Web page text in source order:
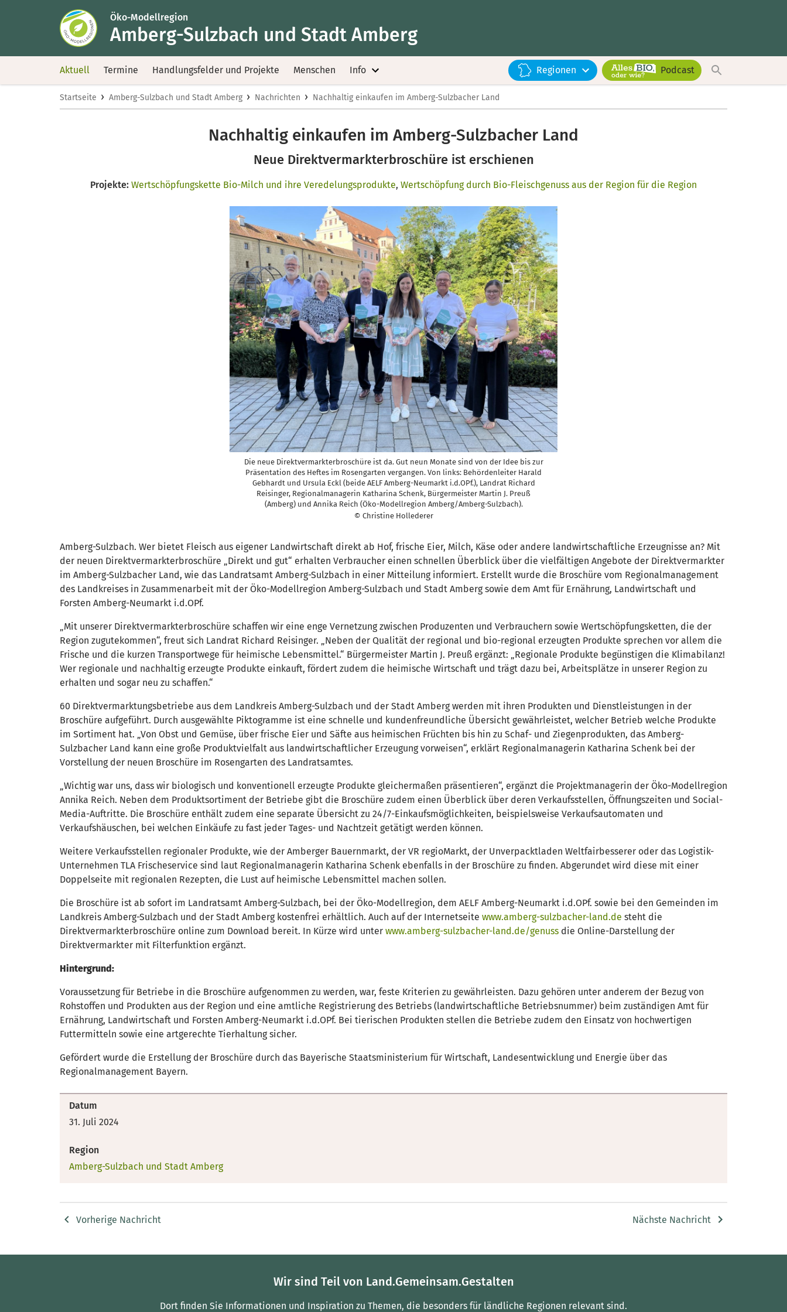
Öko-Modellregion
Amberg-Sulzbach und Stadt Amberg
Aktuell Termine Handlungsfelder und Projekte Menschen Info Regionen Podcast
Startseite › Amberg-Sulzbach und Stadt Amberg › Nachrichten › Nachhaltig einkaufen im Amberg-Sulzbacher Land
Nachhaltig einkaufen im Amberg-Sulzbacher Land
Neue Direktvermarkterbroschüre ist erschienen
Projekte: Wertschöpfungskette Bio-Milch und ihre Veredelungsprodukte, Wertschöpfung durch Bio-Fleischgenuss aus der Region für die Region
Die neue Direktvermarkterbroschüre ist da. Gut neun Monate sind von der Idee bis zur
Präsentation des Heftes im Rosengarten vergangen. Von links: Behördenleiter Harald
Gebhardt und Ursula Eckl (beide AELF Amberg-Neumarkt i.d.OPf.), Landrat Richard
Reisinger, Regionalmanagerin Katharina Schenk, Bürgermeister Martin J. Preuß
(Amberg) und Annika Reich (Öko-Modellregion Amberg/Amberg-Sulzbach).
© Christine Hollederer
Amberg-Sulzbach. Wer bietet Fleisch aus eigener Landwirtschaft direkt ab Hof, frische Eier, Milch, Käse oder andere landwirtschaftliche Erzeugnisse an? Mit
der neuen Direktvermarkterbroschüre „Direkt und gut“ erhalten Verbraucher einen schnellen Überblick über die vielfältigen Angebote der Direktvermarkter
im Amberg-Sulzbacher Land, wie das Landratsamt Amberg-Sulzbach in einer Mitteilung informiert. Erstellt wurde die Broschüre vom Regionalmanagement
des Landkreises in Zusammenarbeit mit der Öko-Modellregion Amberg-Sulzbach und Stadt Amberg sowie dem Amt für Ernährung, Landwirtschaft und
Forsten Amberg-Neumarkt i.d.OPf.
„Mit unserer Direktvermarkterbroschüre schaffen wir eine enge Vernetzung zwischen Produzenten und Verbrauchern sowie Wertschöpfungsketten, die der
Region zugutekommen“, freut sich Landrat Richard Reisinger. „Neben der Qualität der regional und bio-regional erzeugten Produkte sprechen vor allem die
Frische und die kurzen Transportwege für heimische Lebensmittel.“ Bürgermeister Martin J. Preuß ergänzt: „Regionale Produkte begünstigen die Klimabilanz!
Wer regionale und nachhaltig erzeugte Produkte einkauft, fördert zudem die heimische Wirtschaft und trägt dazu bei, Arbeitsplätze in unserer Region zu
erhalten und sogar neu zu schaffen.“
60 Direktvermarktungsbetriebe aus dem Landkreis Amberg-Sulzbach und der Stadt Amberg werden mit ihren Produkten und Dienstleistungen in der
Broschüre aufgeführt. Durch ausgewählte Piktogramme ist eine schnelle und kundenfreundliche Übersicht gewährleistet, welcher Betrieb welche Produkte
im Sortiment hat. „Von Obst und Gemüse, über frische Eier und Säfte aus heimischen Früchten bis hin zu Schaf- und Ziegenprodukten, das Amberg-
Sulzbacher Land kann eine große Produktvielfalt aus landwirtschaftlicher Erzeugung vorweisen“, erklärt Regionalmanagerin Katharina Schenk bei der
Vorstellung der neuen Broschüre im Rosengarten des Landratsamtes.
„Wichtig war uns, dass wir biologisch und konventionell erzeugte Produkte gleichermaßen präsentieren“, ergänzt die Projektmanagerin der Öko-Modellregion
Annika Reich. Neben dem Produktsortiment der Betriebe gibt die Broschüre zudem einen Überblick über deren Verkaufsstellen, Öffnungszeiten und Social-
Media-Auftritte. Die Broschüre enthält zudem eine separate Übersicht zu 24/7-Einkaufsmöglichkeiten, beispielsweise Verkaufsautomaten und
Verkaufshäuschen, bei welchen Einkäufe zu fast jeder Tages- und Nachtzeit getätigt werden können.
Weitere Verkaufsstellen regionaler Produkte, wie der Amberger Bauernmarkt, der VR regioMarkt, der Unverpacktladen Weltfairbesserer oder das Logistik-
Unternehmen TLA Frischeservice sind laut Regionalmanagerin Katharina Schenk ebenfalls in der Broschüre zu finden. Abgerundet wird diese mit einer
Doppelseite mit regionalen Rezepten, die Lust auf heimische Lebensmittel machen sollen.
Die Broschüre ist ab sofort im Landratsamt Amberg-Sulzbach, bei der Öko-Modellregion, dem AELF Amberg-Neumarkt i.d.OPf. sowie bei den Gemeinden im
Landkreis Amberg-Sulzbach und der Stadt Amberg kostenfrei erhältlich. Auch auf der Internetseite www.amberg-sulzbacher-land.de steht die
Direktvermarkterbroschüre online zum Download bereit. In Kürze wird unter www.amberg-sulzbacher-land.de/genuss die Online-Darstellung der
Direktvermarkter mit Filterfunktion ergänzt.
Hintergrund:
Voraussetzung für Betriebe in die Broschüre aufgenommen zu werden, war, feste Kriterien zu gewährleisten. Dazu gehören unter anderem der Bezug von
Rohstoffen und Produkten aus der Region und eine amtliche Registrierung des Betriebs (landwirtschaftliche Betriebsnummer) beim zuständigen Amt für
Ernährung, Landwirtschaft und Forsten Amberg-Neumarkt i.d.OPf. Bei tierischen Produkten stellen die Betriebe zudem den Einsatz von hochwertigen
Futtermitteln sowie eine artgerechte Tierhaltung sicher.
Gefördert wurde die Erstellung der Broschüre durch das Bayerische Staatsministerium für Wirtschaft, Landesentwicklung und Energie über das
Regionalmanagement Bayern.
Datum
31. Juli 2024
Region
Amberg-Sulzbach und Stadt Amberg
Vorherige Nachricht Nächste Nachricht
Wir sind Teil von Land.Gemeinsam.Gestalten
Dort finden Sie Informationen und Inspiration zu Themen, die besonders für ländliche Regionen relevant sind.